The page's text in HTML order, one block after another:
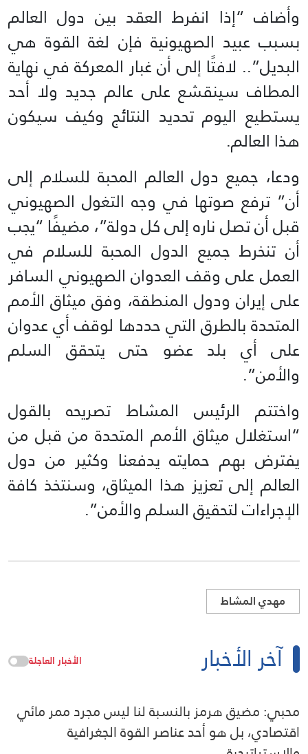
وأضاف “إذا انفرط العقد بين دول العالم
بسبب عبيد الصهيونية فإن لغة القوة هي
البديل”.. لافتًا إلى أن غبار المعركة في نهاية
المطاف سينقشع على عالم جديد ولا أحد
يستطيع اليوم تحديد النتائج وكيف سيكون
هذا العالم.
ودعا، جميع دول العالم المحبة للسلام إلى
أن” ترفع صوتها في وجه التغول الصهيوني
قبل أن تصل ناره إلى كل دولة”، مضيفًا “يجب
أن تنخرط جميع الدول المحبة للسلام في
العمل على وقف العدوان الصهيوني السافر
على إيران ودول المنطقة، وفق ميثاق الأمم
المتحدة بالطرق التي حددها لوقف أي عدوان
على أي بلد عضو حتى يتحقق السلم
والأمن”.
واختتم الرئيس المشاط تصريحه بالقول
“استغلال ميثاق الأمم المتحدة من قبل من
يفترض بهم حمايته يدفعنا وكثير من دول
العالم إلى تعزيز هذا الميثاق، وسنتخذ كافة
الإجراءات لتحقيق السلم والأمن”.
مهدي المشاط
آخر الأخبار الأخبار العاجلة
محبي: مضيق هرمز بالنسبة لنا ليس مجرد ممر مائي
اقتصادي، بل هو أحد عناصر القوة الجغرافية